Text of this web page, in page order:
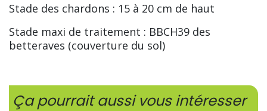
Stade des chardons : 15 à 20 cm de haut
Stade maxi de traitement : BBCH39 des
betteraves (couverture du sol)
Ça pourrait aussi vous intéresser